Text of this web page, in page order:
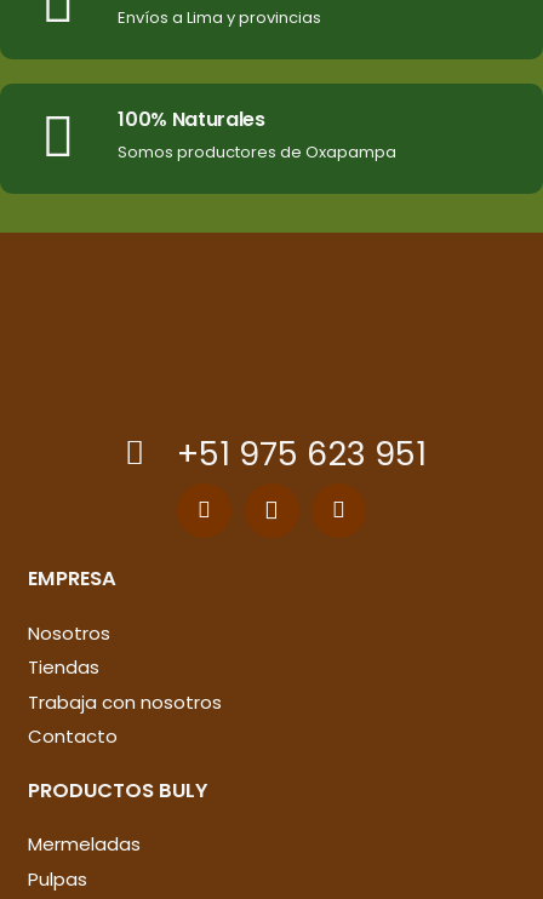
Envíos a Lima y provincias
100% Naturales
Somos productores de Oxapampa
+51 975 623 951
EMPRESA
Nosotros
Tiendas
Trabaja con nosotros
Contacto
PRODUCTOS BULY
Mermeladas
Pulpas